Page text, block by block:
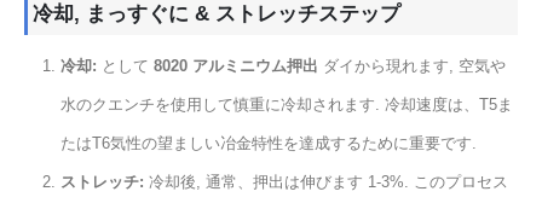
冷却, まっすぐに & ストレッチステップ
冷却: として 8020 アルミニウム押出 ダイから現れます, 空気や
水のクエンチを使用して慎重に冷却されます. 冷却速度は、T5ま
たはT6気性の望ましい冶金特性を達成するために重要です.
ストレッチ: 冷却後, 通常、押出は伸びます 1-3%. このプロセス